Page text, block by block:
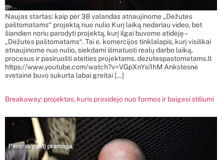
Naujas startas: kaip per 38 valandas atnaujinome „Dėžutės
paštomatams“ projektą nuo nulio Kurį laiką nedariau video, bet
šiandien noriu parodyti projektą, kurį ilgai buvome atidėję –
„Dėžutės paštomatams“. Tai e. komercijos tinklalapis, kurį visiškai
atnaujinome nuo nulio, siekdami išmatuoti realų darbo laiką,
procesus ir pasiruošti ateities projektams. dezutespastomatams.lt
https://www.youtube.com/watch?v=VGpXnYsi1hM Ankstesnė
svetainė buvo sukurta labai greitai […]
Breakaway: projektas, kuris prasidėjo nuo formos ir baigėsi stiliumi